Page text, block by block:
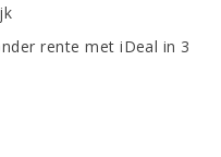
rente met iDeal in 3